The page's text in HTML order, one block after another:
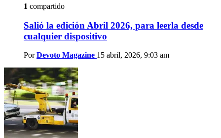
1 compartido
Salió la edición Abril 2026, para leerla desde
cualquier dispositivo
Por Devoto Magazine 15 abril, 2026, 9:03 am